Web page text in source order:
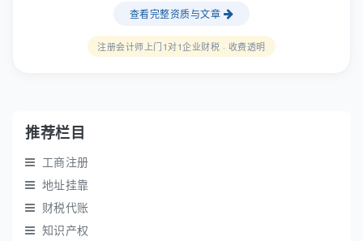
查看完整资质与文章
注册会计师上门1对1企业财税 · 收费透明
推荐栏目
工商注册
地址挂靠
财税代账
知识产权